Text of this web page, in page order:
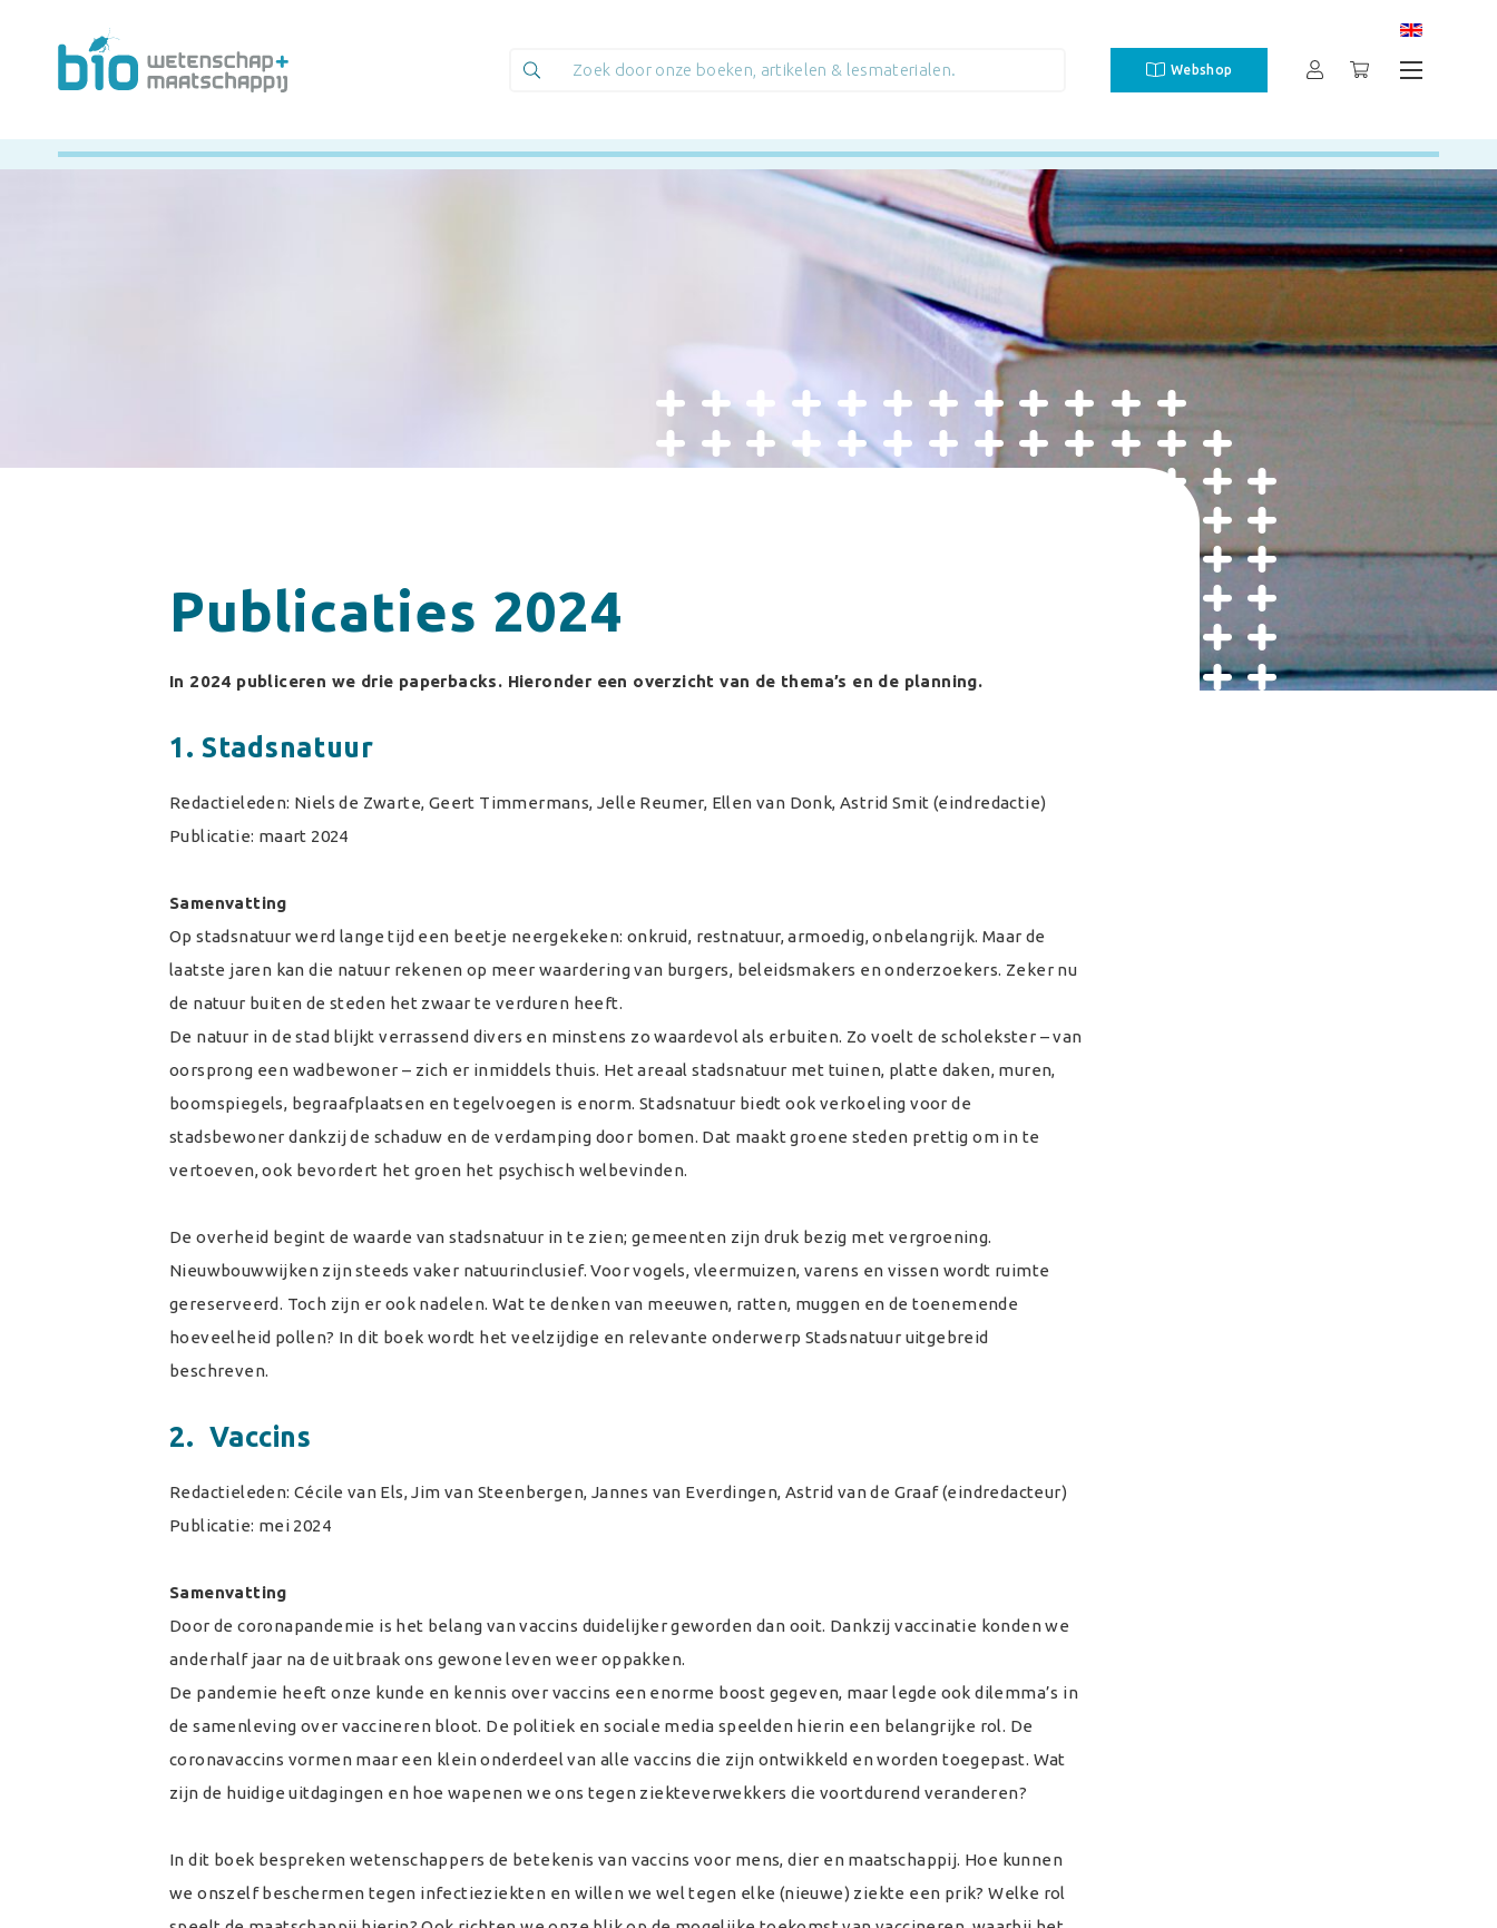
Webshop
Publicaties 2024
In 2024 publiceren we drie paperbacks. Hieronder een overzicht van de thema’s en de planning.
1. Stadsnatuur
Redactieleden: Niels de Zwarte, Geert Timmermans, Jelle Reumer, Ellen van Donk, Astrid Smit (eindredactie)
Publicatie: maart 2024
Samenvatting
Op stadsnatuur werd lange tijd een beetje neergekeken: onkruid, restnatuur, armoedig, onbelangrijk. Maar de
laatste jaren kan die natuur rekenen op meer waardering van burgers, beleidsmakers en onderzoekers. Zeker nu
de natuur buiten de steden het zwaar te verduren heeft.
De natuur in de stad blijkt verrassend divers en minstens zo waardevol als erbuiten. Zo voelt de scholekster – van
oorsprong een wadbewoner – zich er inmiddels thuis. Het areaal stadsnatuur met tuinen, platte daken, muren,
boomspiegels, begraafplaatsen en tegelvoegen is enorm. Stadsnatuur biedt ook verkoeling voor de
stadsbewoner dankzij de schaduw en de verdamping door bomen. Dat maakt groene steden prettig om in te
vertoeven, ook bevordert het groen het psychisch welbevinden.
De overheid begint de waarde van stadsnatuur in te zien; gemeenten zijn druk bezig met vergroening.
Nieuwbouwwijken zijn steeds vaker natuurinclusief. Voor vogels, vleermuizen, varens en vissen wordt ruimte
gereserveerd. Toch zijn er ook nadelen. Wat te denken van meeuwen, ratten, muggen en de toenemende
hoeveelheid pollen? In dit boek wordt het veelzijdige en relevante onderwerp Stadsnatuur uitgebreid
beschreven.
2. Vaccins
Redactieleden: Cécile van Els, Jim van Steenbergen, Jannes van Everdingen, Astrid van de Graaf (eindredacteur)
Publicatie: mei 2024
Samenvatting
Door de coronapandemie is het belang van vaccins duidelijker geworden dan ooit. Dankzij vaccinatie konden we
anderhalf jaar na de uitbraak ons gewone leven weer oppakken.
De pandemie heeft onze kunde en kennis over vaccins een enorme boost gegeven, maar legde ook dilemma’s in
de samenleving over vaccineren bloot. De politiek en sociale media speelden hierin een belangrijke rol. De
coronavaccins vormen maar een klein onderdeel van alle vaccins die zijn ontwikkeld en worden toegepast. Wat
zijn de huidige uitdagingen en hoe wapenen we ons tegen ziekteverwekkers die voortdurend veranderen?
In dit boek bespreken wetenschappers de betekenis van vaccins voor mens, dier en maatschappij. Hoe kunnen
we onszelf beschermen tegen infectieziekten en willen we wel tegen elke (nieuwe) ziekte een prik? Welke rol